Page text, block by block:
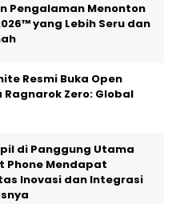
Pengalaman Menonton
yang Lebih Seru dan
Resmi Buka Open
Ragnarok Zero: Global
di Panggung Utama
Phone Mendapat
Inovasi dan Integrasi